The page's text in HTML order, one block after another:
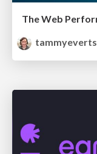
tammyeverts